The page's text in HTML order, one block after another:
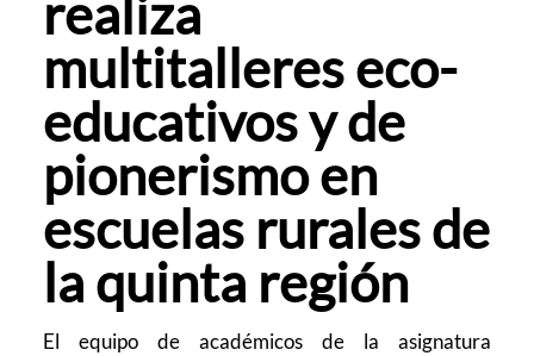
Proyecto Conocimientos 2030
realiza
multitalleres eco-
educativos y de
pionerismo en
escuelas rurales de
la quinta región
El equipo de académicos de la asignatura